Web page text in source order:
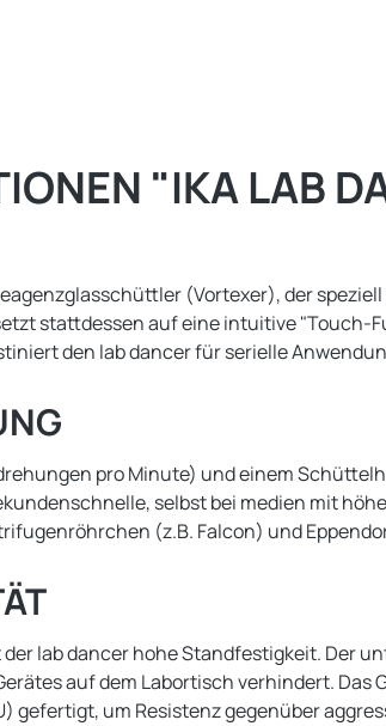
"IKA LAB
(Vortexer), der
stattdessen auf eine intuitive
den lab dancer für serielle
pro Minute) und einem
selbst bei medien mit
(z.B. Falcon) und
lab dancer hohe Standfestigkeit. Der
auf dem Labortisch verhindert.
gefertigt, um Resistenz gegenüber